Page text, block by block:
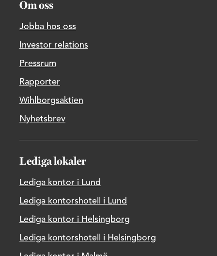
Om oss
Jobba hos oss
Investor relations
Pressrum
Rapporter
Wihlborgsaktien
Nyhetsbrev
Lediga lokaler
Lediga kontor i Lund
Lediga kontorshotell i Lund
Lediga kontor i Helsingborg
Lediga kontorshotell i Helsingborg